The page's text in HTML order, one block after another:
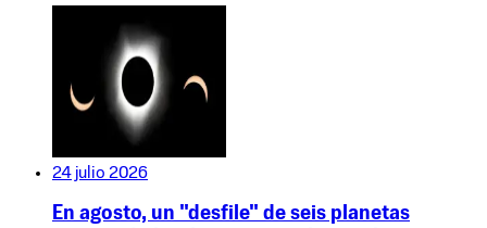
24 julio 2026
En agosto, un "desfile" de seis planetas